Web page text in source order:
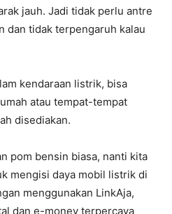
jauh. Jadi tidak perlu antre
dan tidak terpengaruh kalau
kendaraan listrik, bisa
atau tempat-tempat
disediakan.
pom bensin biasa, nanti kita
mengisi daya mobil listrik di
menggunakan LinkAja,
dan e-money terpercaya